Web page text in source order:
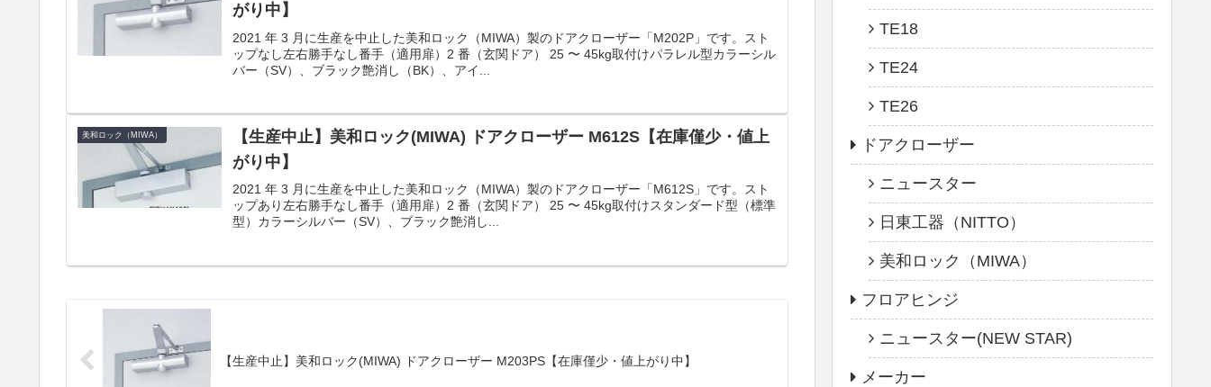
がり中】
2021 年 3 月に生産を中止した美和ロック（MIWA）製のドアクローザー「M202P」です。スト
ップなし左右勝手なし番手（適用扉）2 番（玄関ドア） 25 〜 45kg取付けパラレル型カラーシル
バー（SV）、ブラック艶消し（BK）、アイ...
美和ロック（MIWA）
【生産中止】美和ロック(MIWA) ドアクローザー M612S【在庫僅少・値上
がり中】
2021 年 3 月に生産を中止した美和ロック（MIWA）製のドアクローザー「M612S」です。スト
ップあり左右勝手なし番手（適用扉）2 番（玄関ドア） 25 〜 45kg取付けスタンダード型（標準
型）カラーシルバー（SV）、ブラック艶消し...
【生産中止】美和ロック(MIWA) ドアクローザー M203PS【在庫僅少・値上がり中】
TE18
TE24
TE26
ドアクローザー
ニュースター
日東工器（NITTO）
美和ロック（MIWA）
フロアヒンジ
ニュースター(NEW STAR)
メーカー